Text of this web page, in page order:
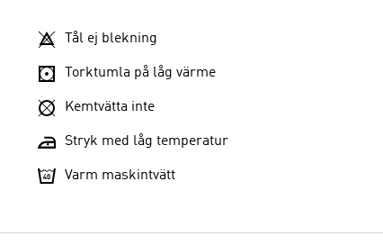
Tål ej blekning
Torktumla på låg värme
Kemtvätta inte
Stryk med låg temperatur
Varm maskintvätt